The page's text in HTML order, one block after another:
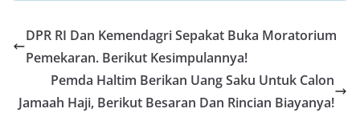
b
o
o
k
s
A
p
p
er gr
a
m
e
DPR RI Dan Kemendagri Sepakat Buka Moratorium
Pemekaran. Berikut Kesimpulannya!
Pemda Haltim Berikan Uang Saku Untuk Calon
Jamaah Haji, Berikut Besaran Dan Rincian Biayanya!